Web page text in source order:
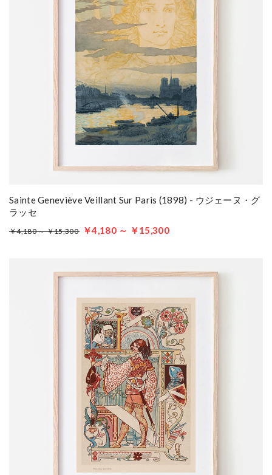
Sainte Geneviève Veillant Sur Paris (1898) - ウジェーヌ・グ
ラッセ
￥4,180 ～ ￥15,300 ￥4,180 ～ ￥15,300